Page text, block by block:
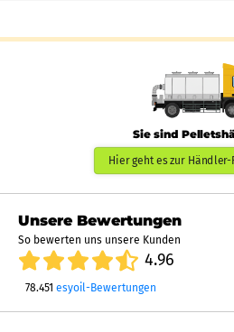
Sie sind
Hier geht es zur
Unsere Bewertungen
So bewerten uns unsere Kunden
4.96
78.451 esyoil-Bewertungen